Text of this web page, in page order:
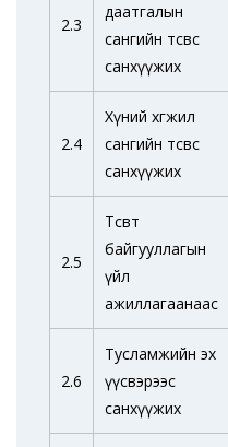
2.3
даатгалын
сангийн төсвөөс
санхүүжих
2.4
Хүний хөгжил
сангийн төсвөөс
санхүүжих
2.5
Төсөвт
байгууллагын
үйл
ажиллагаанаас
2.6
Тусламжийн эх
үүсвэрээс
санхүүжих